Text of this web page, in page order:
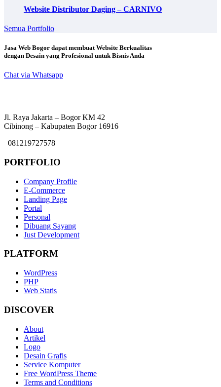
Website Distributor Daging – CARNIVO
Semua Portfolio
Jasa Web Bogor dapat membuat Website Berkualitas
dengan Desain yang Profesional untuk Bisnis Anda
Chat via Whatsapp
Jl. Raya Jakarta – Bogor KM 42
Cibinong – Kabupaten Bogor 16916
081219727578
PORTFOLIO
Company Profile
E-Commerce
Landing Page
Portal
Personal
Dibuang Sayang
Just Development
PLATFORM
WordPress
PHP
Web Statis
DISCOVER
About
Artikel
Logo
Desain Grafis
Service Komputer
Free WordPress Theme
Terms and Conditions